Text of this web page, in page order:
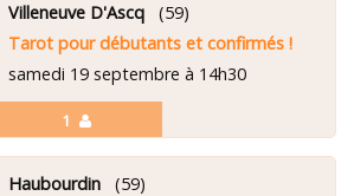
1
Villeneuve D'Ascq(59)
Tarot pour débutants et confirmés !
samedi 19 septembre à 14h30
Haubourdin(59)